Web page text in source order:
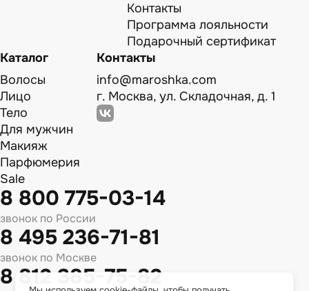
Контакты
Программа лояльности
Подарочный сертификат
Каталог
Волосы
Лицо
Тело
Для мужчин
Макияж
Парфюмерия
Sale
Контакты
info@maroshka.com
г. Москва, ул. Складочная, д. 1
8 800 775-03-14
звонок по России
8 495 236-71-81
звонок по Москве
8 812 385-75-82